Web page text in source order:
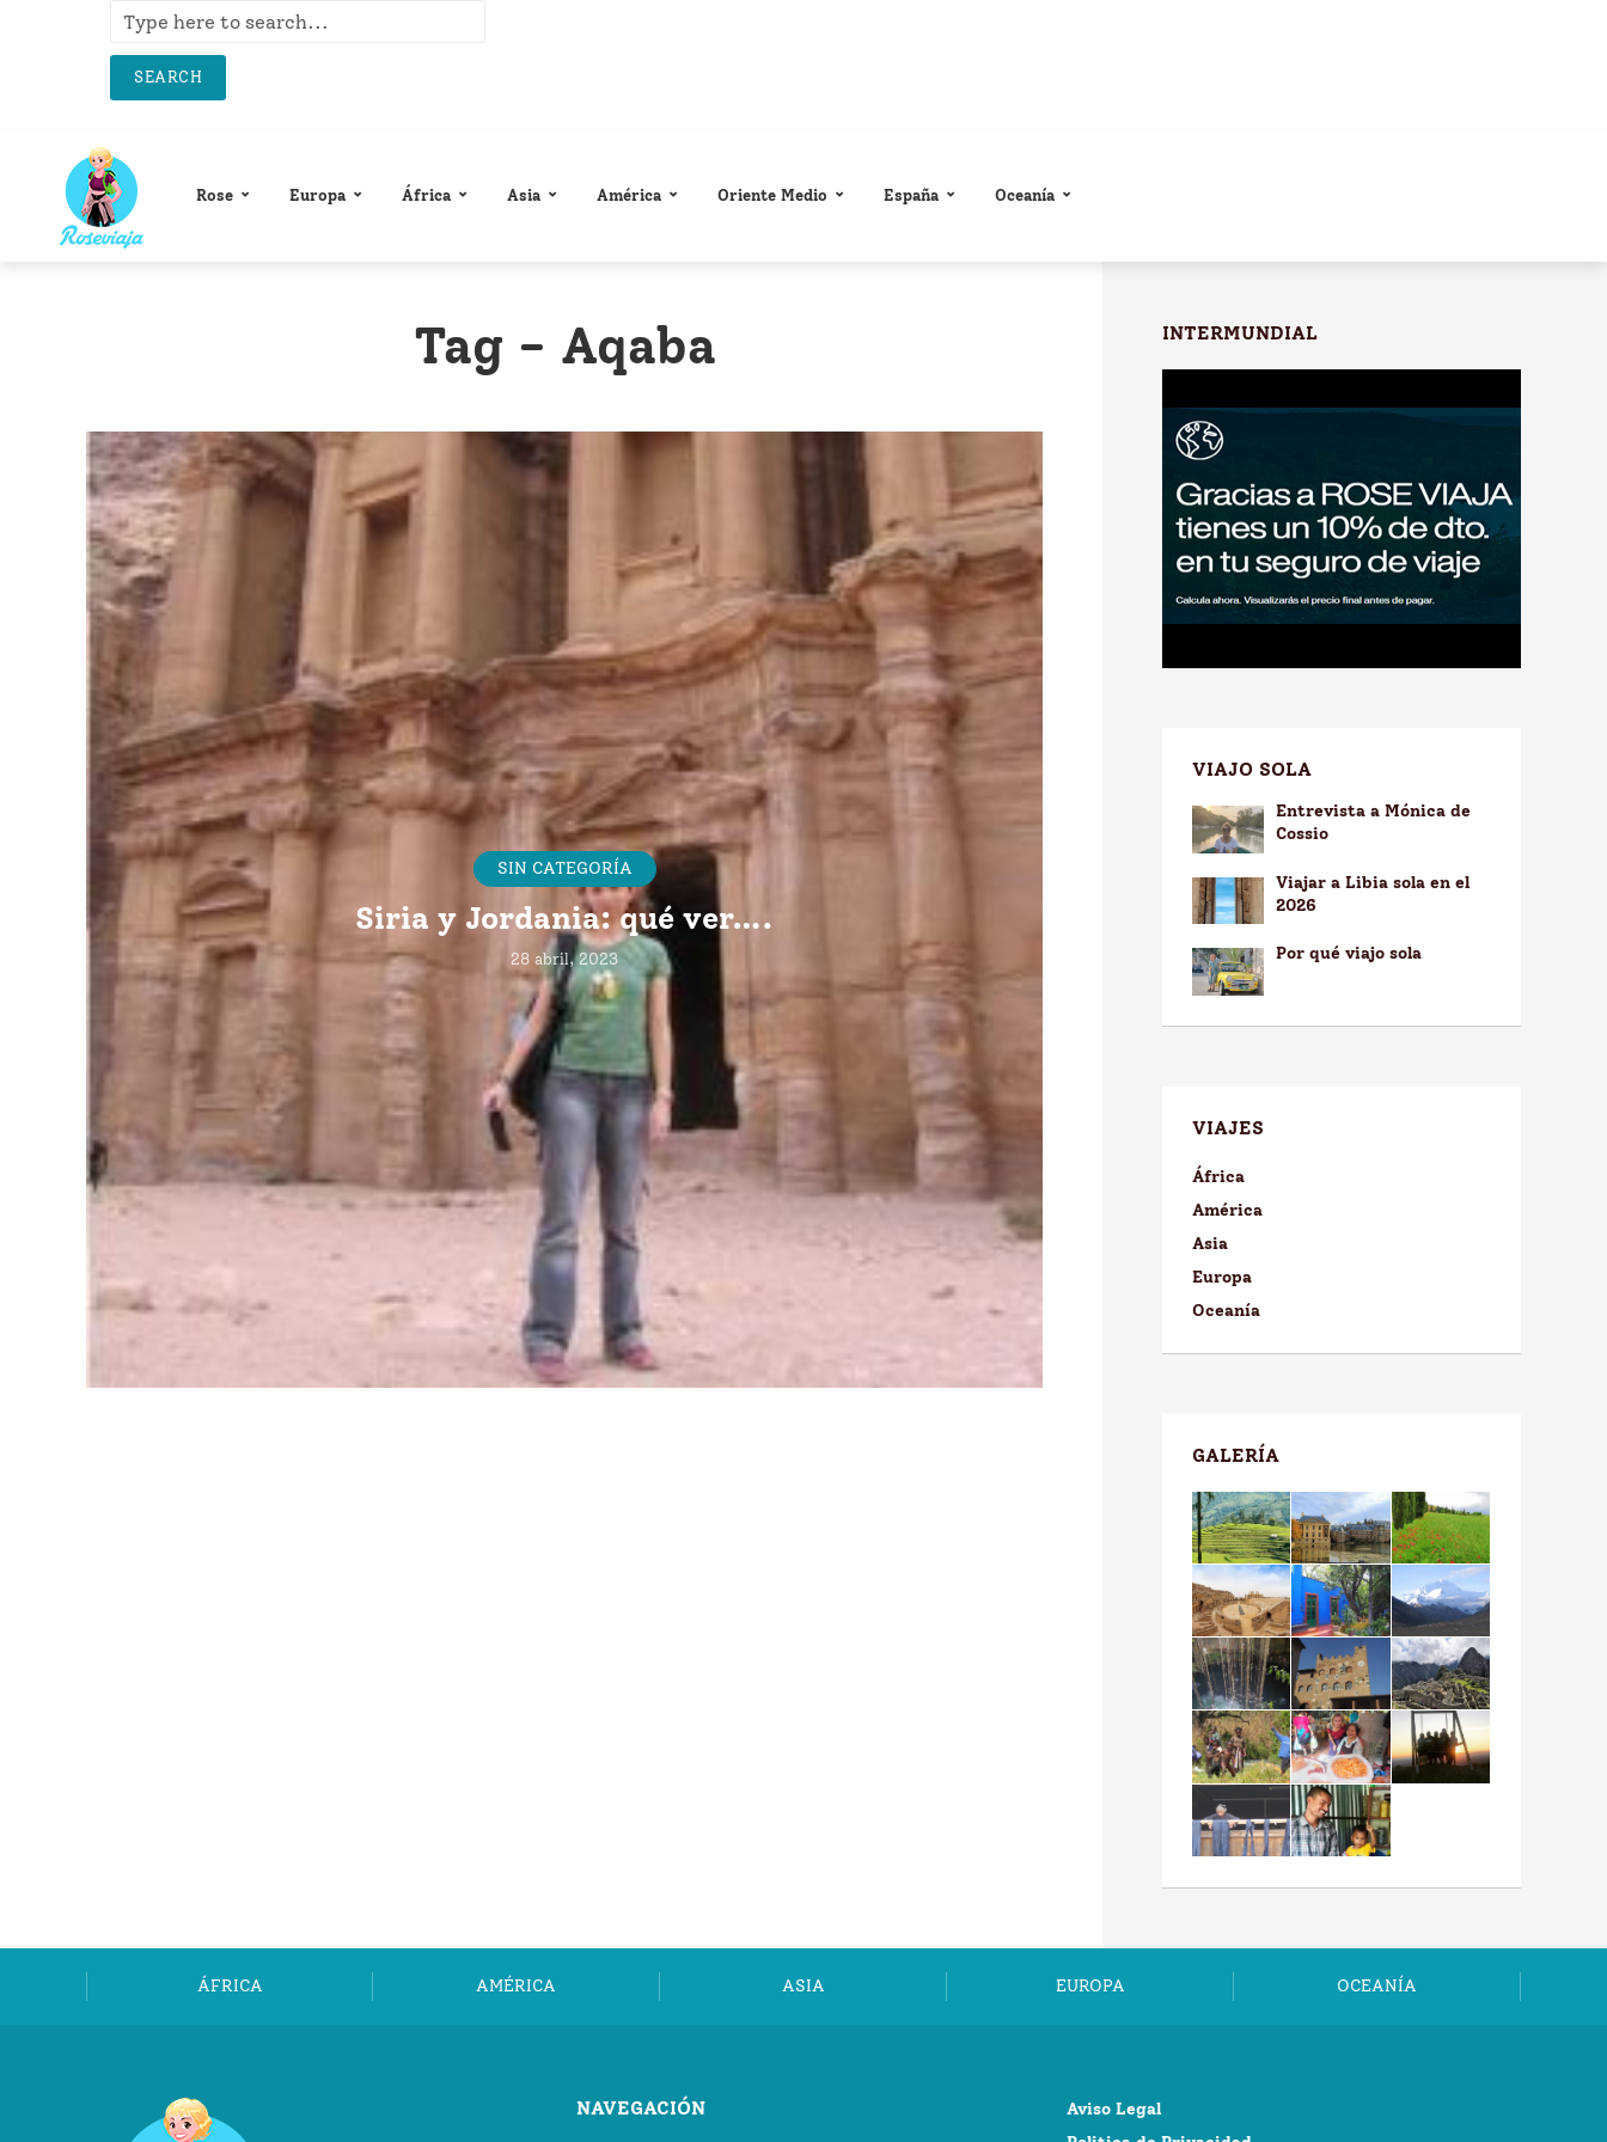
SEARCH
Rose Europa África Asia América Oriente Medio España Oceanía
Tag - Aqaba
SIN CATEGORÍA
Siria y Jordania: qué ver….
28 abril, 2023
INTERMUNDIAL
VIAJO SOLA
Entrevista a Mónica de
Cossio
Viajar a Libia sola en el
2026
Por qué viajo sola
VIAJES
África
América
Asia
Europa
Oceanía
GALERÍA
ÁFRICA AMÉRICA ASIA EUROPA OCEANÍA
NAVEGACIÓN
Aviso Legal